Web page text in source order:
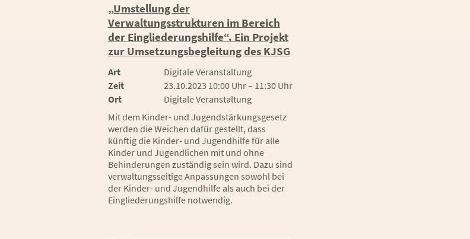
„Umstellung der
Verwaltungsstrukturen im Bereich
der Eingliederungshilfe“. Ein Projekt
zur Umsetzungsbegleitung des KJSG
Art
Digitale Veranstaltung
Zeit
23.10.2023 10:00 Uhr – 11:30 Uhr
Ort
Digitale Veranstaltung
Mit dem Kinder- und Jugendstärkungsgesetz
werden die Weichen dafür gestellt, dass
künftig die Kinder- und Jugendhilfe für alle
Kinder und Jugendlichen mit und ohne
Behinderungen zuständig sein wird. Dazu sind
verwaltungsseitige Anpassungen sowohl bei
der Kinder- und Jugendhilfe als auch bei der
Eingliederungshilfe notwendig.